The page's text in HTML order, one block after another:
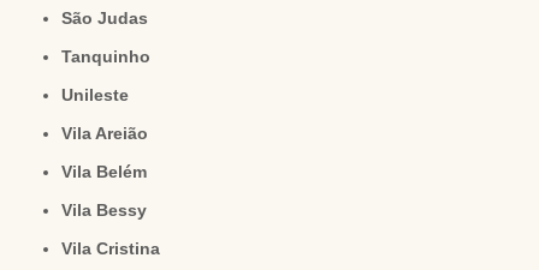
São Judas
Tanquinho
Unileste
Vila Areião
Vila Belém
Vila Bessy
Vila Cristina